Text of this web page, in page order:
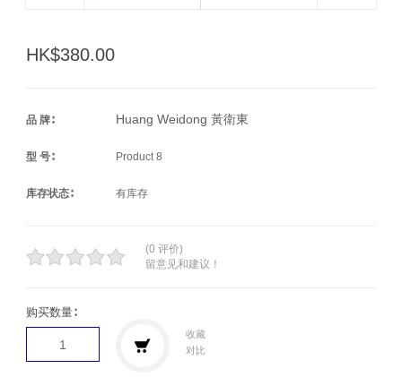
HK$380.00
品 牌∶ Huang Weidong 黃衛東
型 号∶ Product 8
库存状态∶ 有库存
(0 评价)
留意见和建议！
购买数量∶
收藏
对比